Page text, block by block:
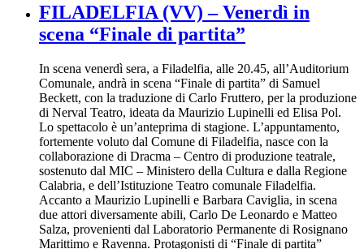
FILADELFIA (VV) – Venerdì in
scena “Finale di partita”
In scena venerdì sera, a Filadelfia, alle 20.45, all’Auditorium
Comunale, andrà in scena “Finale di partita” di Samuel
Beckett, con la traduzione di Carlo Fruttero, per la produzione
di Nerval Teatro, ideata da Maurizio Lupinelli ed Elisa Pol.
Lo spettacolo è un’anteprima di stagione. L’appuntamento,
fortemente voluto dal Comune di Filadelfia, nasce con la
collaborazione di Dracma – Centro di produzione teatrale,
sostenuto dal MIC – Ministero della Cultura e dalla Regione
Calabria, e dell’Istituzione Teatro comunale Filadelfia.
Accanto a Maurizio Lupinelli e Barbara Caviglia, in scena
due attori diversamente abili, Carlo De Leonardo e Matteo
Salza, provenienti dal Laboratorio Permanente di Rosignano
Marittimo e Ravenna. Protagonisti di “Finale di partita”